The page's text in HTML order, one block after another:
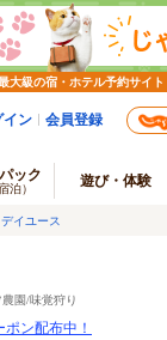
大級の宿・ホテル予約サイト
イン 会員登録
ック
泊） 遊び・体験
イユース
園/味覚狩り
ン配布中！